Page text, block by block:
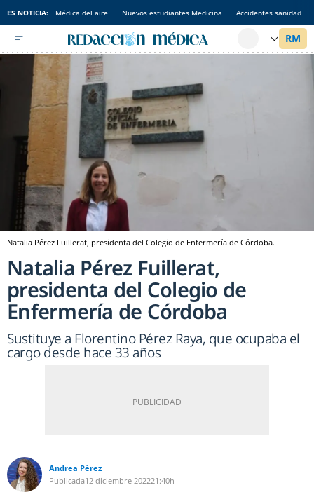
ES NOTICIA: Médica del aire Nuevos estudiantes Medicina Accidentes sanidad
Natalia Pérez Fuillerat, presidenta del Colegio de Enfermería de Córdoba.
Natalia Pérez Fuillerat,
presidenta del Colegio de
Enfermería de Córdoba
Sustituye a Florentino Pérez Raya, que ocupaba el
cargo desde hace 33 años
Andrea Pérez
Publicada12 diciembre 202221:40h